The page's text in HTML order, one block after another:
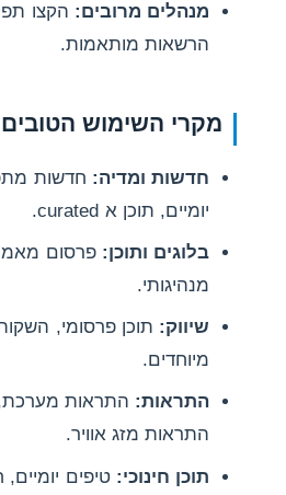
מנהלים מרובים: הקצו
הרשאות מותאמות.
מקרי השימוש הטובים
חדשות ומדיה: חדשות
יומיים, תוכן א curated.
בלוגים ותוכן: פרסום
מנהיגותי.
שיווק: תוכן פרסומי,
מיוחדים.
התראות: התראות מערכת,
התראות מזג אוויר.
תוכן חינוכי: טיפים יומיים,